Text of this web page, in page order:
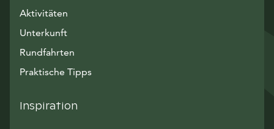
Aktivitäten
Unterkunft
Rundfahrten
Praktische Tipps
Inspiration